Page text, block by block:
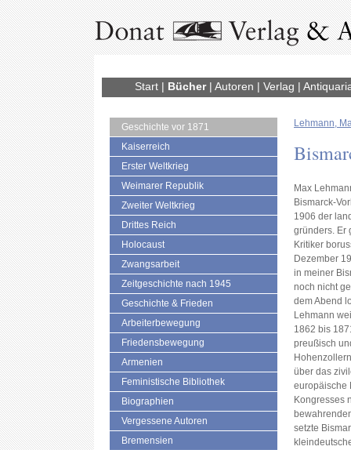
Start| Bücher| Autoren | Verlag |
Geschichte vor 1871
Kaiserreich
Erster Weltkrieg
Weimarer Republik
Zweiter Weltkrieg
Drittes Reich
Holocaust
Zwangsarbeit
Zeitgeschichte nach 1945
Geschichte & Frieden
Arbeiterbewegung
Friedensbewegung
Armenien
Feministische Bibliothek
Biographien
Vergessene Autoren
Bremensien
Lehmann,
Max
Bismarck-
1906 der
gründers. Er
Kritiker
Dezember
in meiner
noch nicht
dem Abend
Lehmann
1862 bis
preußisch
über das
europäische
Kongresses
setzte